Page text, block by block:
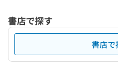
書店で探す
書店で